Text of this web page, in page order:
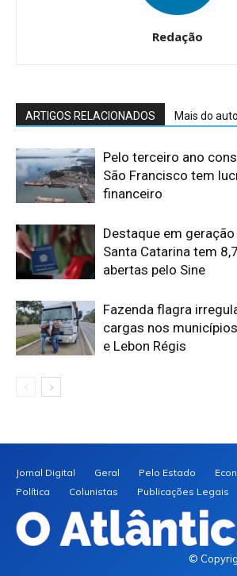
Redação
ARTIGOS RELACIONADOS Mais do
Pelo terceiro ano
São Francisco tem
financeiro
Destaque em
Santa Catarina tem
abertas pelo Sine
Fazenda flagra
cargas nos
e Lebon Régis
Jornal Digital Geral Pelo Estado
Política
Colunistas Publicações Legais
©